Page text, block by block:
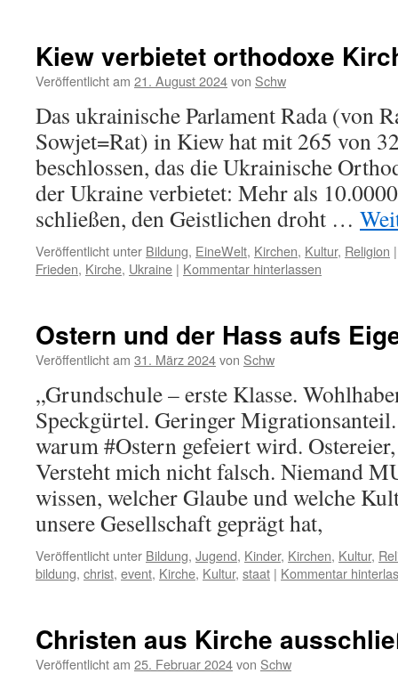
Kiew verbietet orthodoxe
Veröffentlicht am 21. August 2024von Schw
Das ukrainische Parlament Rada (von
Sowjet=Rat) in Kiew hat mit 265 von
beschlossen, das die Ukrainische
der Ukraine verbietet: Mehr als
schließen, den Geistlichen droht …
Veröffentlicht unter Bildung, EineWelt, Kirchen, Kultur, Religion |
Frieden, Kirche, Ukraine | Kommentar hinterlassen
Ostern und der Hass aufs
Veröffentlicht am 31. März 2024von Schw
„Grundschule – erste Klasse.
Speckgürtel. Geringer
warum #Ostern gefeiert wird.
Versteht mich nicht falsch. Niemand
wissen, welcher Glaube und welche
unsere Gesellschaft geprägt hat,
Veröffentlicht unter Bildung, Jugend, Kinder, Kirchen, Kultur,
bildung, christ, event, Kirche, Kultur, staat | Kommentar
Christen aus Kirche
Veröffentlicht am 25. Februar 2024von Schw